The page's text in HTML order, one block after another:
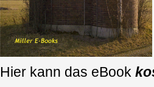
Hier kann das eBook